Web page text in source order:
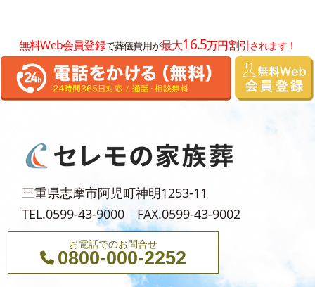
2025年5月
2025年4月
2025年3月
2025年1月
2024年12月
2024年11月
2024年9月
2024年8月
無料Web会員登録で葬儀費用が最大16.5万円割引されます！
三重県志摩市阿児町神明1253-11
TEL.0599-43-9000 FAX.0599-43-9002
お電話でのお問合せ
0800-000-2252